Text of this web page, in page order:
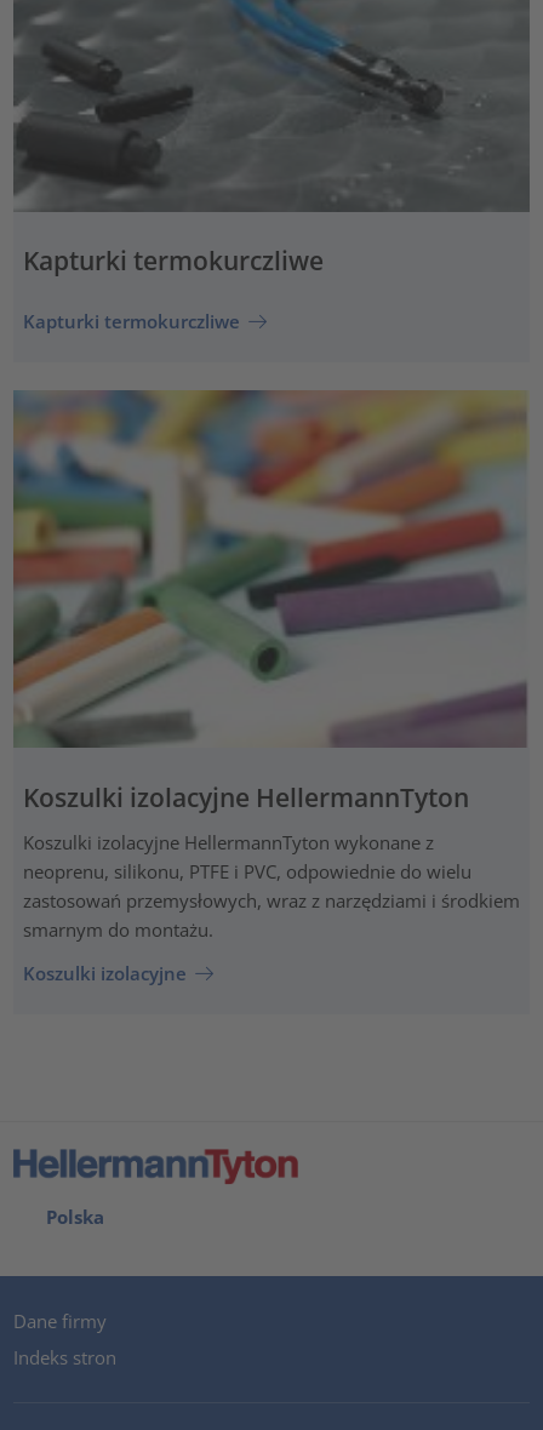
Kapturki termokurczliwe
Kapturki termokurczliwe
Koszulki izolacyjne HellermannTyton
Koszulki izolacyjne HellermannTyton wykonane z
neoprenu, silikonu, PTFE i PVC, odpowiednie do wielu
zastosowań przemysłowych, wraz z narzędziami i środkiem
smarnym do montażu.
Koszulki izolacyjne
Polska
Dane firmy
Indeks stron